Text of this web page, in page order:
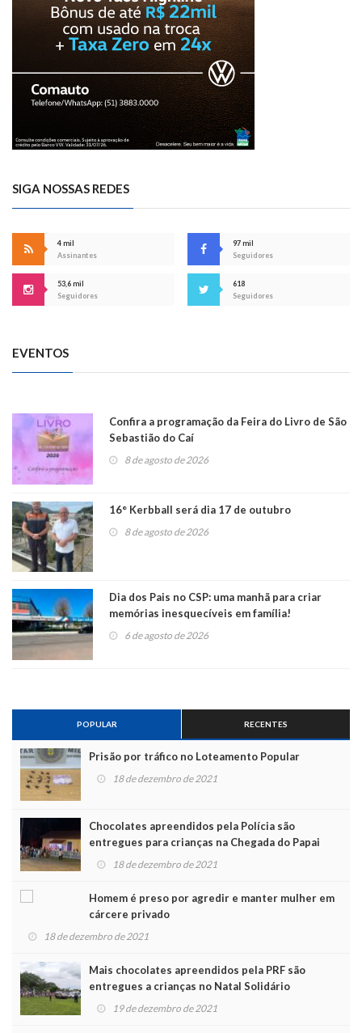
SIGA NOSSAS REDES
4 mil
Assinantes
97 mil
Seguidores
53,6 mil
Seguidores
618
Seguidores
EVENTOS
Confira a programação da Feira do Livro de São
Sebastião do Caí
8 de agosto de 2026
16° Kerbball será dia 17 de outubro
8 de agosto de 2026
Dia dos Pais no CSP: uma manhã para criar
memórias inesquecíveis em família!
6 de agosto de 2026
POPULAR RECENTES
Prisão por tráfico no Loteamento Popular
18 de dezembro de 2021
Chocolates apreendidos pela Polícia são
entregues para crianças na Chegada do Papai
Noel 18 de dezembro de 2021
Homem é preso por agredir e manter mulher em
cárcere privado
18 de dezembro de 2021
Mais chocolates apreendidos pela PRF são
entregues a crianças no Natal Solidário
19 de dezembro de 2021